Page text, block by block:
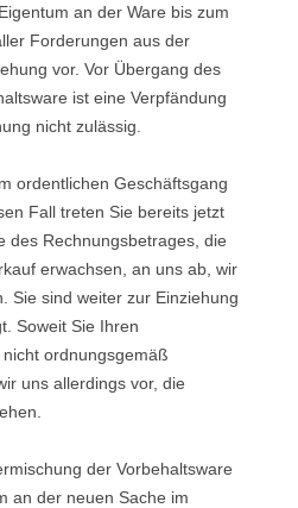
an der Ware bis zum
Forderungen aus der
vor. Vor Übergang des
ist eine Verpfändung
nicht zulässig.
ordentlichen Geschäftsgang
Fall treten Sie bereits jetzt
des Rechnungsbetrages, die
erwachsen, an uns ab, wir
Sie sind weiter zur Einziehung
Soweit Sie Ihren
ordnungsgemäß
uns allerdings vor, die
der Vorbehaltsware
an der neuen Sache im